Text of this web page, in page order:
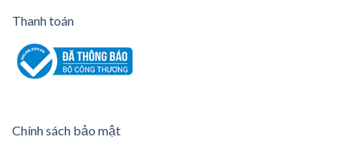
Thanh toán
Chính sách bảo mật